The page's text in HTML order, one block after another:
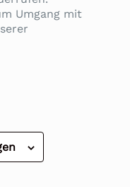
Umgang mit